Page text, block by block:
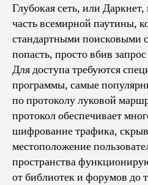
Глубокая сеть, или Даркнет,
часть всемирной паутины,
стандартными поисковыми
попасть, просто вбив
Для доступа требуются
программы, самые
по протоколу луковой
протокол обеспечивает
шифрование трафика,
местоположение
пространства
от библиотек и форумов до